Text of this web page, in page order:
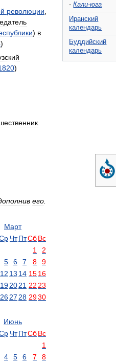
-Кали-юга
Иранский
календарь
Буддийский
календарь
революции
) в
)
)
его
Март
ЧтПтСбВс
1
2
5 6 7 8
9
12 13 14 1516
192021 22 23
2627 28 2930
Июнь
ЧтПтСбВс
1
4 5 6 7
8